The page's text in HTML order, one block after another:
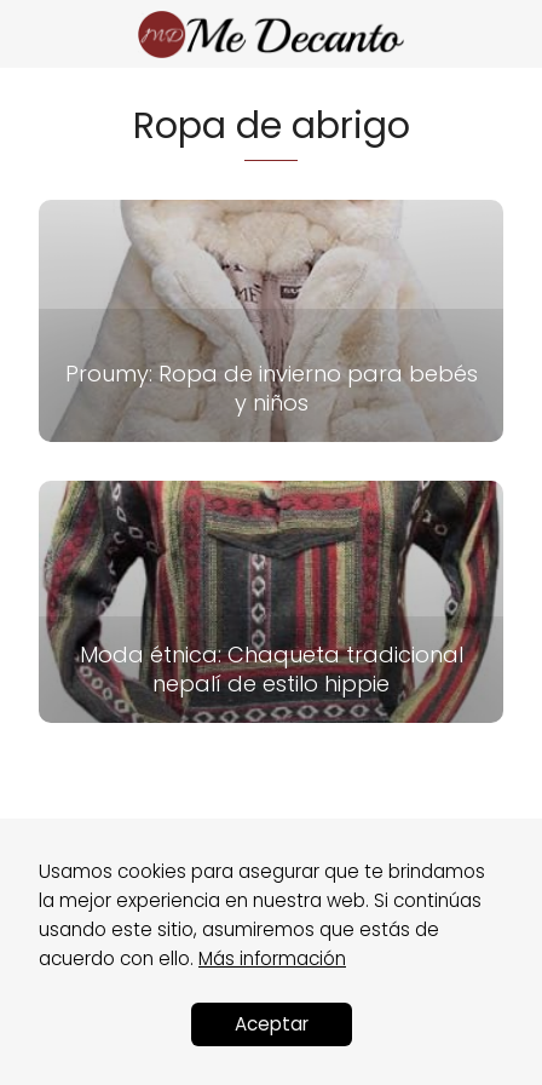
Ropa de abrigo
Proumy: Ropa de invierno para bebés
y niños
Moda étnica: Chaqueta tradicional
nepalí de estilo hippie
Sobre Nosotros Aviso Legal
Política de Privacidad
Política de Afiliado
Política de Cookies
FQA
Contacto
Usamos cookies para asegurar que te brindamos
la mejor experiencia en nuestra web. Si continúas
usando este sitio, asumiremos que estás de
acuerdo con ello. Más información
Aceptar